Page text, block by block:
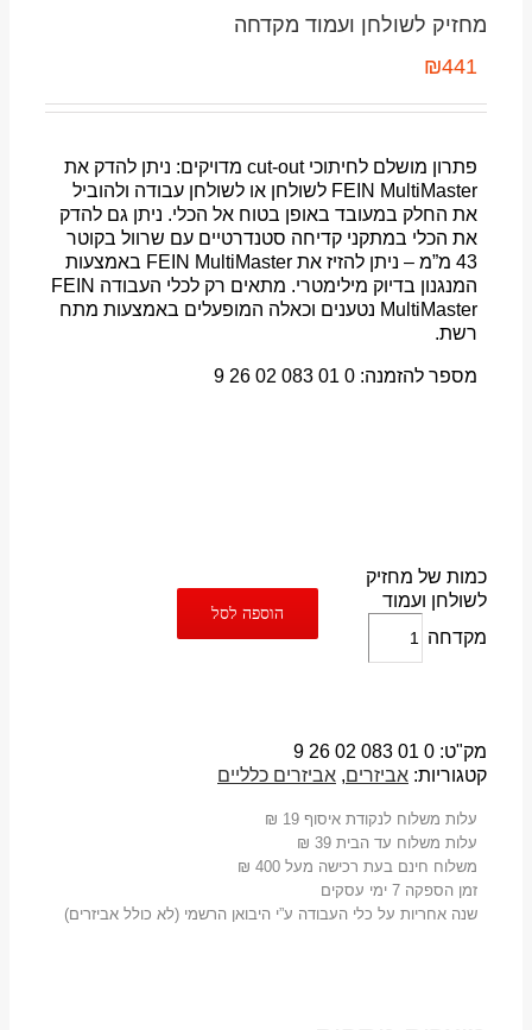
מחזיק לשולחן ועמוד מקדחה
₪441
פתרון מושלם לחיתוכי cut-out מדויקים: ניתן להדק את
FEIN MultiMaster לשולחן או לשולחן עבודה ולהוביל
את החלק במעובד באופן בטוח אל הכלי. ניתן גם להדק
את הכלי במתקני קדיחה סטנדרטיים עם שרוול בקוטר
43 מ”מ – ניתן להזיז את FEIN MultiMaster באמצעות
המנגנון בדיוק מילימטרי. מתאים רק לכלי העבודה FEIN
MultiMaster נטענים וכאלה המופעלים באמצעות מתח
רשת.
מספר להזמנה: 0 01 083 02 26 9
כמות של מחזיק
לשולחן ועמוד
מקדחה
הוספה לסל
מק"ט: 0 01 083 02 26 9
קטגוריות: אביזרים, אביזרים כלליים
עלות משלוח לנקודת איסוף 19 ₪
עלות משלוח עד הבית 39 ₪
משלוח חינם בעת רכישה מעל 400 ₪
זמן הספקה 7 ימי עסקים
שנה אחריות על כלי העבודה ע”י היבואן הרשמי (לא כולל אביזרים)